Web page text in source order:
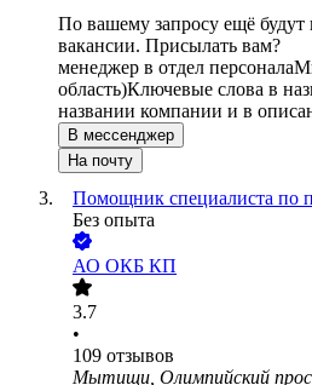
По вашему запросу ещё будут
вакансии. Присылать вам?
менеджер в отдел персонала
область)Ключевые слова в
названии компании и в
В мессенджер
На почту
Помощник специалиста по
Без опыта
АО ОКБ КП
3.7
•
109 отзывов
Мытищи, Олимпийский